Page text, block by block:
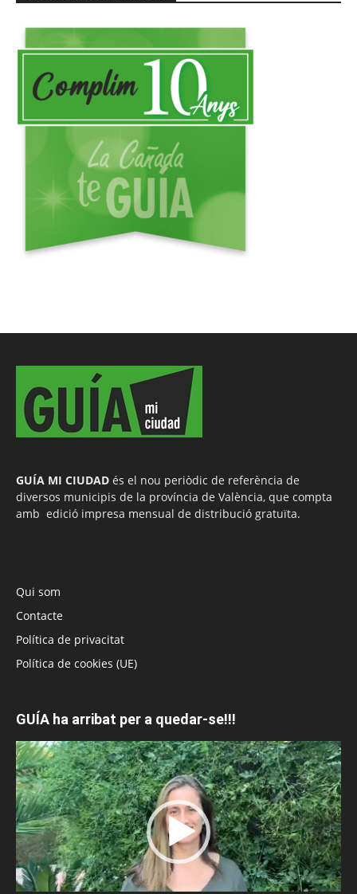
GUÍA MI CIUDAD és el nou periòdic de referència de
diversos municipis de la província de València, que compta
amb edició impresa mensual de distribució gratuïta.
Qui som
Contacte
Política de privacitat
Política de cookies (UE)
GUÍA ha arribat per a quedar-se!!!
Reproductor
de
vídeo